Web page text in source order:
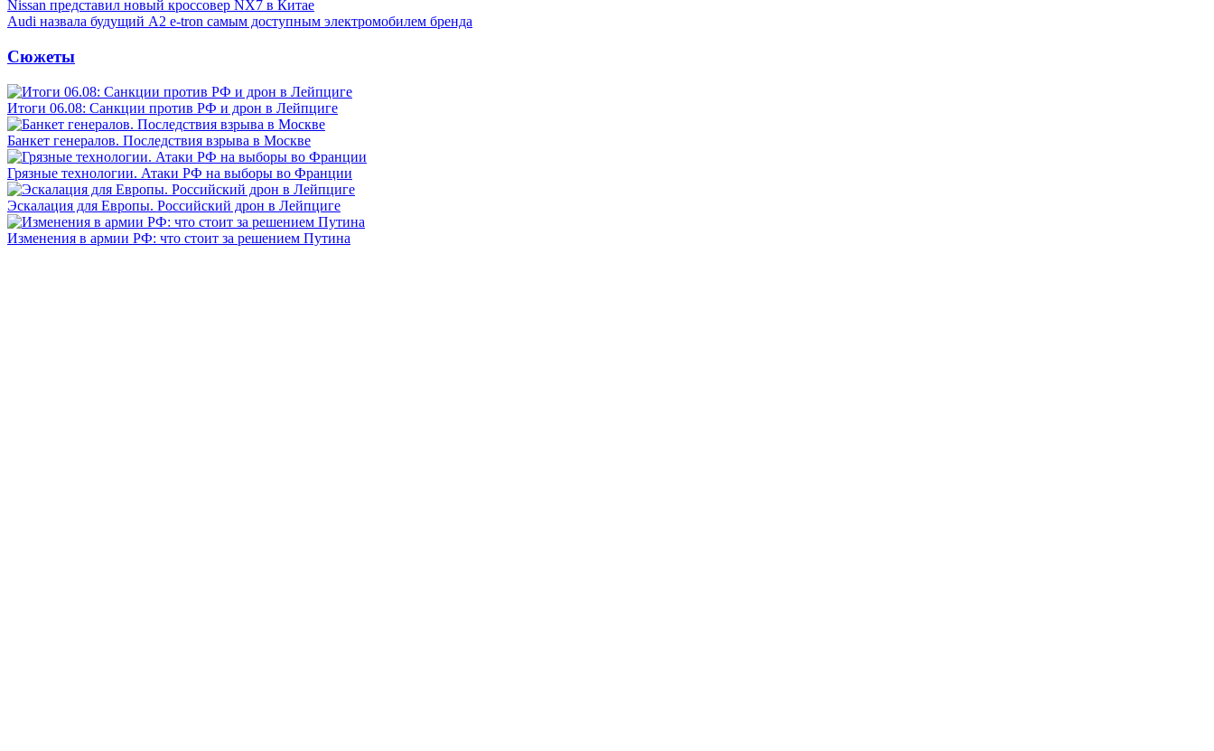
Nissan представил новый кроссовер NX7 в Китае
Audi назвала будущий A2 e-tron самым доступным электромобилем бренда
Сюжеты
Итоги 06.08: Санкции против РФ и дрон в Лейпциге
Банкет генералов. Последствия взрыва в Москве
Грязные технологии. Атаки РФ на выборы во Франции
Эскалация для Европы. Российский дрон в Лейпциге
Изменения в армии РФ: что стоит за решением Путина